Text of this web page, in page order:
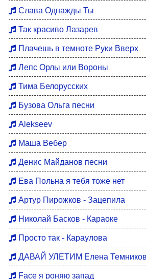
Слава Однажды Ты
Так красиво Лазарев
Плачешь в темноте Руки Вверх
Лепс Орлы или Вороны
Тима Белорусских
Бузова Ольга песни
Alekseev
Маша Вебер
Денис Майданов песни
Ева Польна я тебя тоже нет
Артур Пирожков - Зацепила
Николай Басков - Караоке
Просто так - Караулова
ДАВАЙ УЛЕТИМ Елена
Face я роняю запад